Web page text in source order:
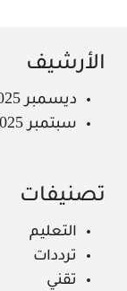
الأرشيف
ديسمبر 2025
سبتمبر 2025
تصنيفات
التعليم
ترددات
تقني